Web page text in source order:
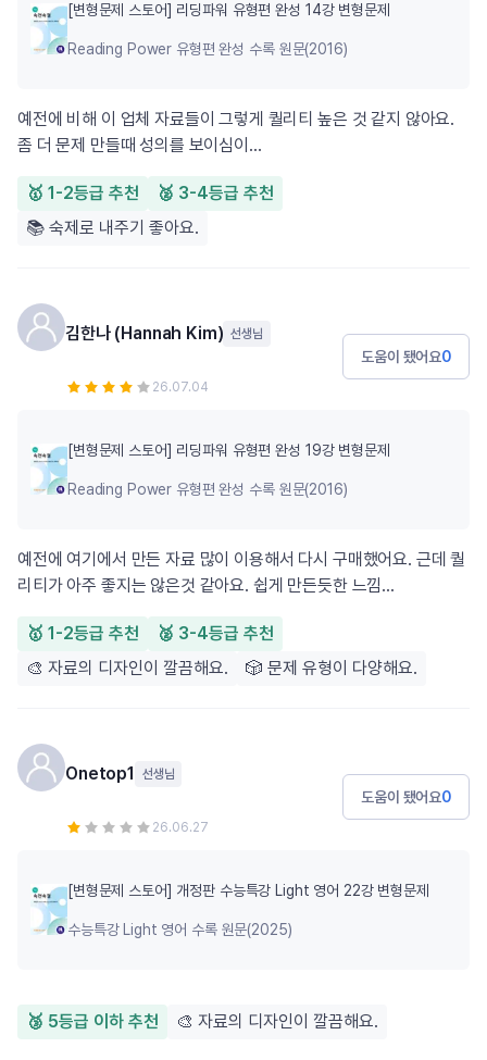
[변형문제 스토어] 리딩파워 유형편 완성 14강 변형문제
Reading Power 유형편 완성 수록 원문(2016)
예전에 비해 이 업체 자료들이 그렇게 퀄리티 높은 것 같지 않아요.
좀 더 문제 만들때 성의를 보이심이...
🥇 1-2등급 추천
🥈 3-4등급 추천
📚 숙제로 내주기 좋아요.
김한나 (Hannah Kim) 선생님
26.07.04
도움이 됐어요0
[변형문제 스토어] 리딩파워 유형편 완성 19강 변형문제
Reading Power 유형편 완성 수록 원문(2016)
예전에 여기에서 만든 자료 많이 이용해서 다시 구매했어요. 근데 퀄
리티가 아주 좋지는 않은것 같아요. 쉽게 만든듯한 느낌...
🥇 1-2등급 추천
🥈 3-4등급 추천
🎨 자료의 디자인이 깔끔해요.
🎲 문제 유형이 다양해요.
Onetop1 선생님
26.06.27
도움이 됐어요0
[변형문제 스토어] 개정판 수능특강 Light 영어 22강 변형문제
수능특강 Light 영어 수록 원문(2025)
🥉 5등급 이하 추천 🎨 자료의 디자인이 깔끔해요.